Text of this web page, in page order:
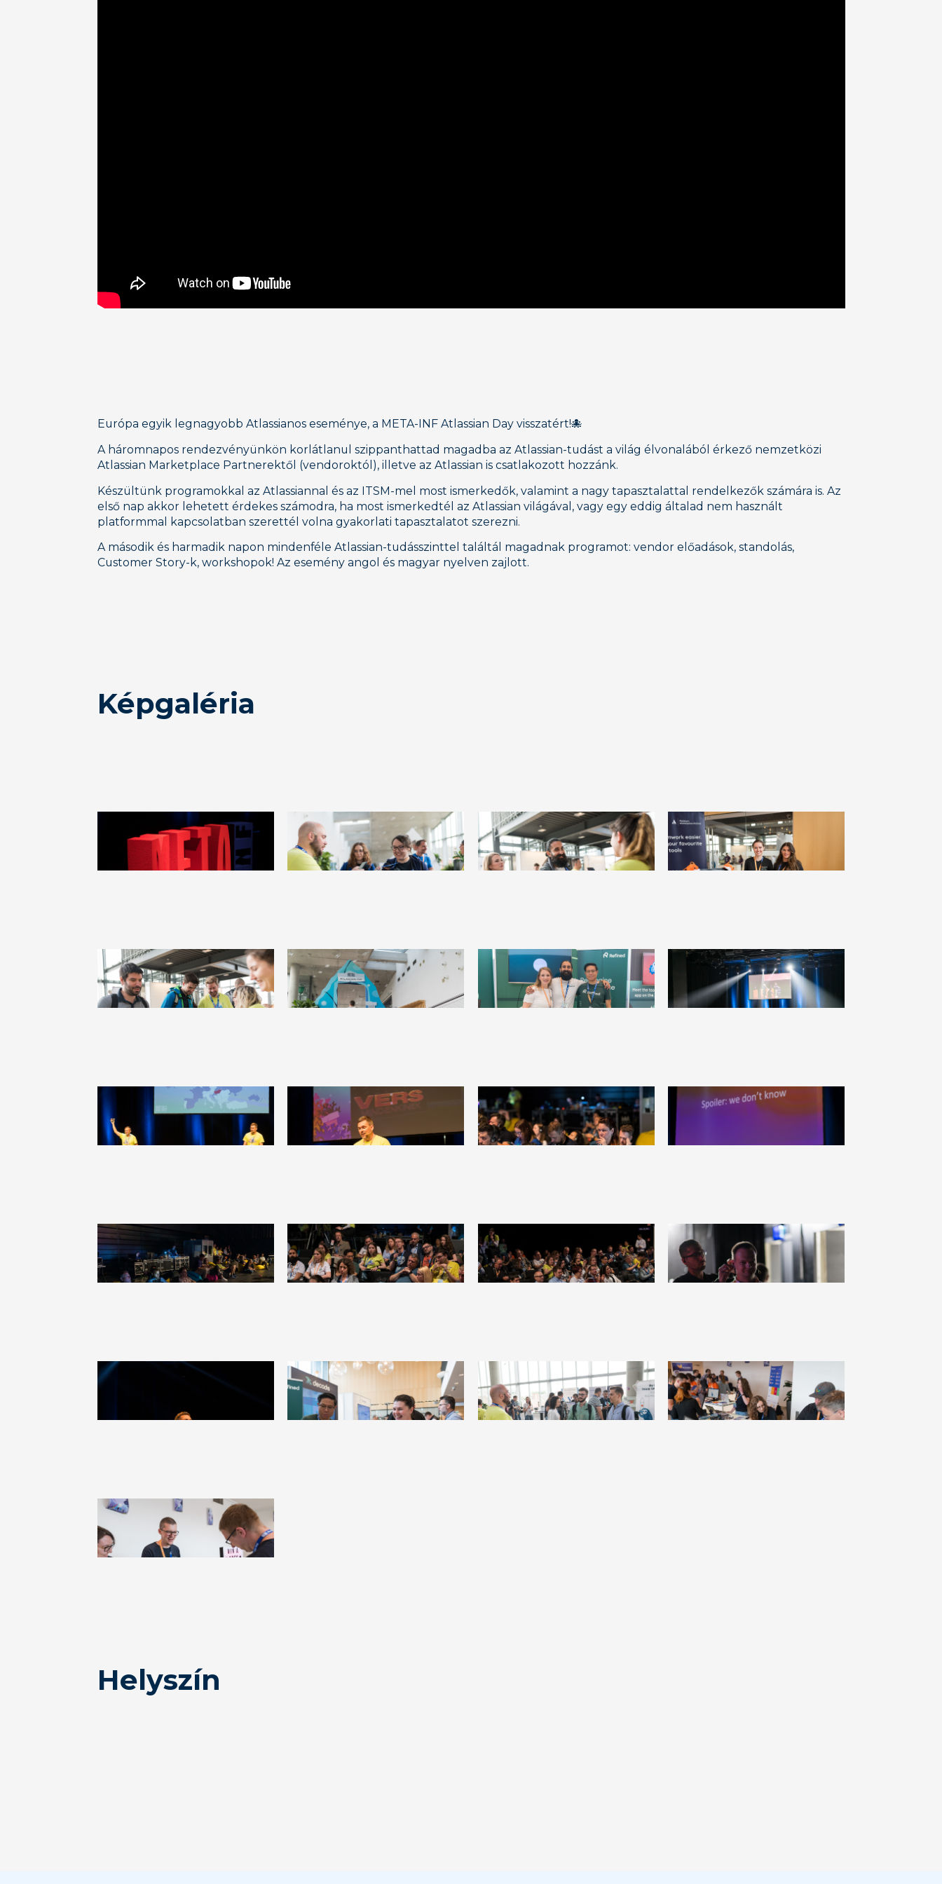
Európa egyik legnagyobb Atlassianos eseménye, a META-INF Atlassian Day visszatért!🐙
A háromnapos rendezvényünkön korlátlanul szippanthattad magadba az Atlassian-tudást a világ élvonalából érkező nemzetközi
Atlassian Marketplace Partnerektől (vendoroktól), illetve az Atlassian is csatlakozott hozzánk.
Készültünk programokkal az Atlassiannal és az ITSM-mel most ismerkedők, valamint a nagy tapasztalattal rendelkezők számára is. Az
első nap akkor lehetett érdekes számodra, ha most ismerkedtél az Atlassian világával, vagy egy eddig általad nem használt
platformmal kapcsolatban szerettél volna gyakorlati tapasztalatot szerezni.
A második és harmadik napon mindenféle Atlassian-tudásszinttel találtál magadnak programot: vendor előadások, standolás,
Customer Story-k, workshopok! Az esemény angol és magyar nyelven zajlott.
Képgaléria
Helyszín